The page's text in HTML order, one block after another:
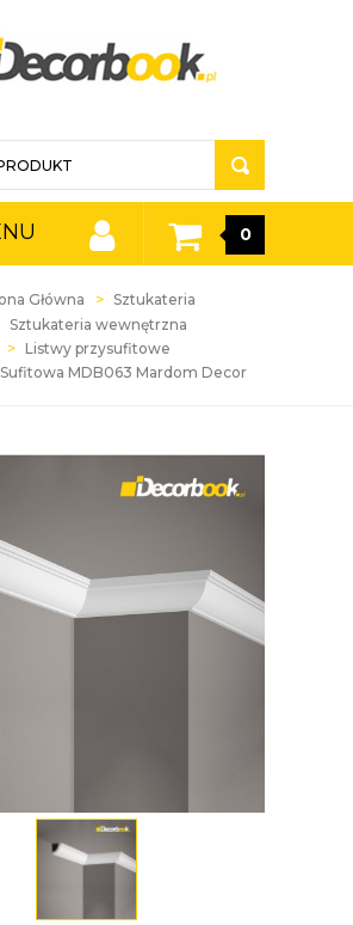
0
Główna
Sztukateria
Sztukateria wewnętrzna
Listwy przysufitowe
MDB063 Mardom Decor